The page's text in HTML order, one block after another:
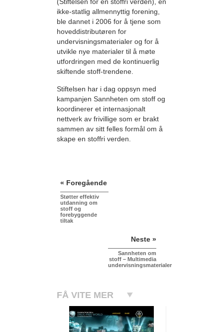
(Stiftelsen for en stoffri verden), en
ikke-statlig allmennyttig forening,
ble dannet i 2006 for å tjene som
hoveddistributøren for
undervisningsmaterialer og for å
utvikle nye materialer til å møte
utfordringen med de kontinuerlig
skiftende stoff-trendene.
Stiftelsen har i dag oppsyn med
kampanjen Sannheten om stoff og
koordinerer et internasjonalt
nettverk av frivillige som er brakt
sammen av sitt felles formål om å
skape en stoffri verden.
« Foregående
Støtter effektiv
utdanning om
stoff og
forebyggende
tiltak
Neste »
Sannheten om
stoff – Multimedia
undervisningsmaterialer
FÅ VITE MER